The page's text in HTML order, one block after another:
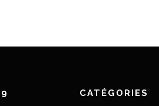
CATÉGORIES